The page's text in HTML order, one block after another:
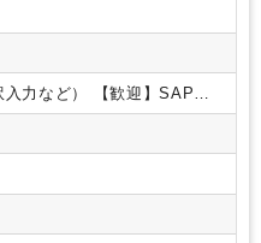
業で英語力は不要）
や銀行まで行っていただ
ます。 ・その他庶務業務
務業務は当番制ではな
です。
力など）
【歓迎】SAPを